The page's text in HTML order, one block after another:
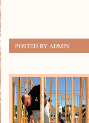
POSTED BY ADMIN